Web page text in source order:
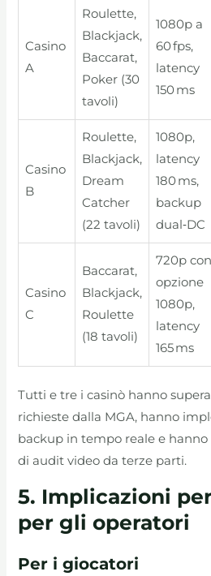
Casino
A
Roulette,
Blackjack,
Baccarat,
Poker (30
tavoli)
1080p a
60 fps,
latency
150 ms
Casino
B
Roulette,
Blackjack,
Dream
Catcher
(22 tavoli)
1080p,
latency
180 ms,
backup
dual‑DC
Casino
C
Baccarat,
Blackjack,
Roulette
(18 tavoli)
720p con
opzione
1080p,
latency
165 ms
Tutti e tre i casinò hanno
richieste dalla MGA, hanno
backup in tempo reale e
di audit video da terze parti.
5. Implicazioni
per gli operatori
Per i giocatori